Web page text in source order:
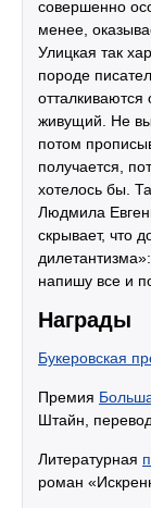
совершенно
менее,
Улицкая так
породе
живущий. Не
потом
получается,
хотелось бы.
Людмила
скрывает, что
напишу все и
Награды
Букеровская
Премия
Штайн,
Литературная
роман